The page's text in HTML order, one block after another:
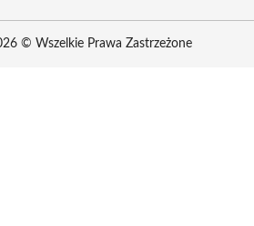
© Wszelkie Prawa Zastrzeżone